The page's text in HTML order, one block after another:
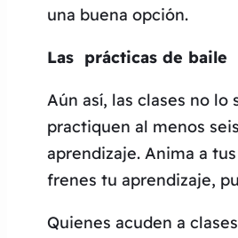
una buena opción.
Las prácticas de baile
Aún así, las clases no
practiquen al menos
aprendizaje. Anima a
frenes tu aprendizaje,
Quienes acuden a